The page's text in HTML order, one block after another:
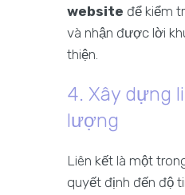
website để kiểm
và nhận được lời
thiện.
4. Xây dựng
lượng
Liên kết là một
quyết định đến độ